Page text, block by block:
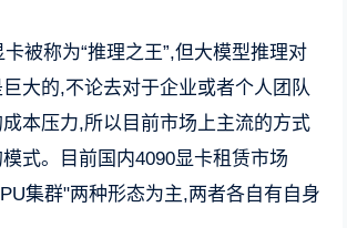
卡被称为“推理之王”,但大模型推理对
大的,不论去对于企业或者个人团队
本压力,所以目前市场上主流的方式
式。目前国内4090显卡租赁市场
集群"两种形态为主,两者各自有自身